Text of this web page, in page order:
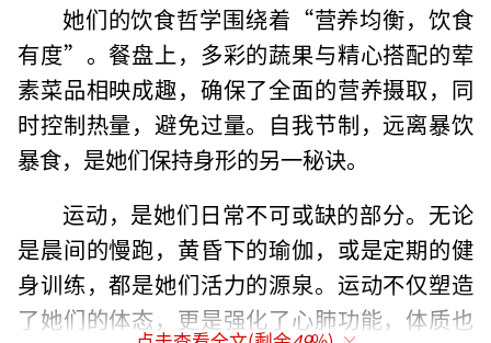
她们的饮食哲学围绕着“营养均衡，饮食
有度”。餐盘上，多彩的蔬果与精心搭配的荤
素菜品相映成趣，确保了全面的营养摄取，同
时控制热量，避免过量。自我节制，远离暴饮
暴食，是她们保持身形的另一秘诀。
运动，是她们日常不可或缺的部分。无论
是晨间的慢跑，黄昏下的瑜伽，或是定期的健
身训练，都是她们活力的源泉。运动不仅塑造
了她们的体态，更是强化了心肺功能，体质也